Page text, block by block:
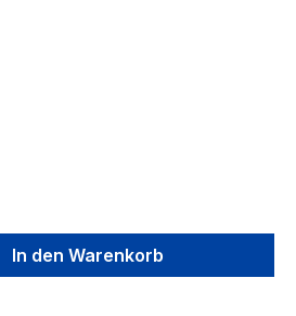
gewünschten Wert
In den Warenkorb